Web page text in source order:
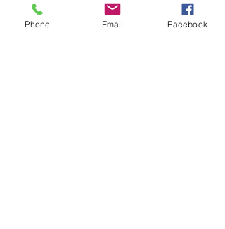
Deel dit evenement
Phone Email Facebook